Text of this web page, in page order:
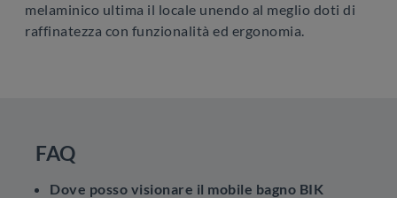
melaminico ultima il locale unendo al meglio doti di
raffinatezza con funzionalità ed ergonomia.
FAQ
Dove posso visionare il mobile bagno BIK